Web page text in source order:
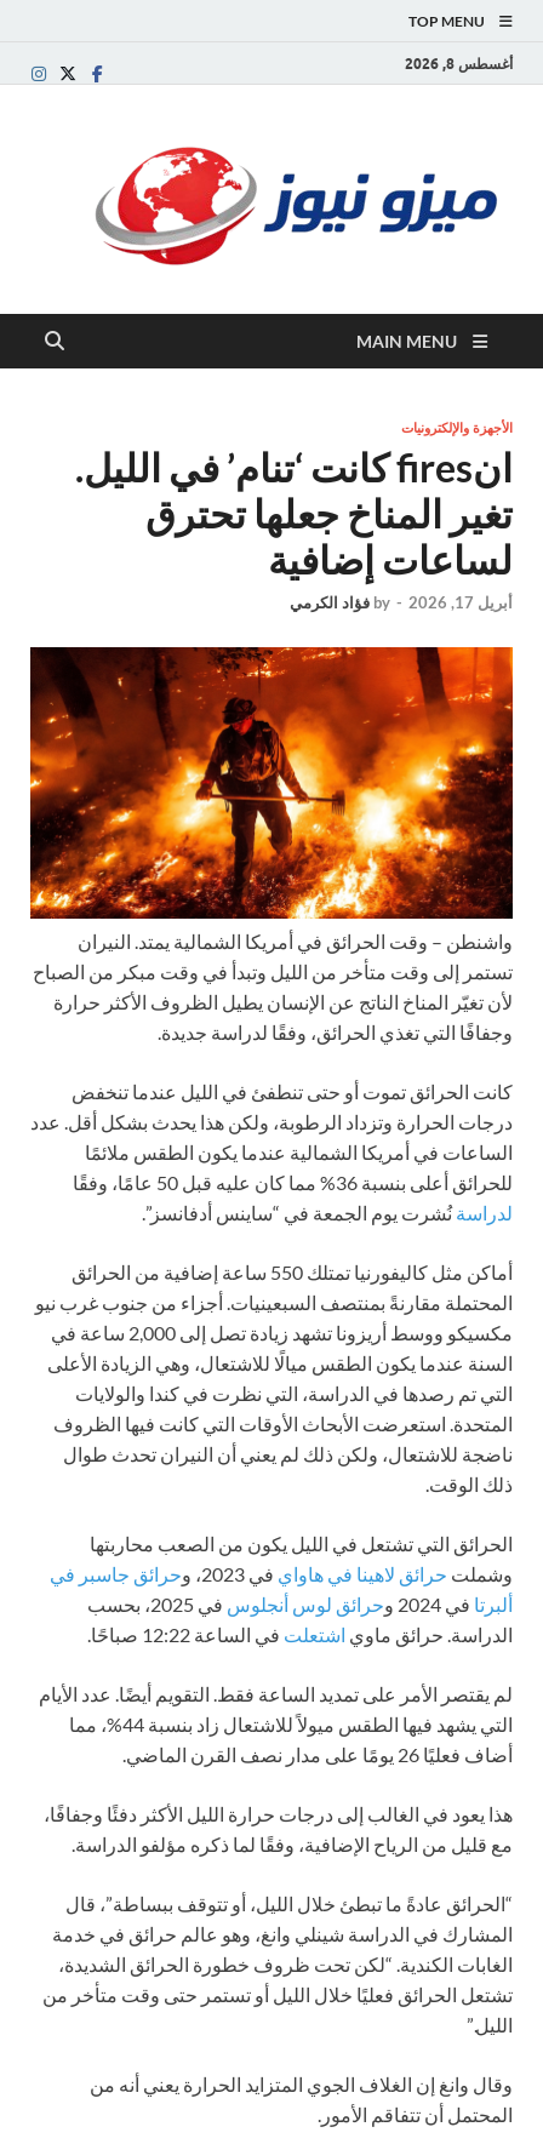
TOP MENU
أغسطس 8, 2026
MAIN MENU
الأجهزة والإلكترونيات
انfires كانت ‘تنام’ في الليل.
تغير المناخ جعلها تحترق
لساعات إضافية
أبريل 17, 2026 -
by فؤاد الكرمي
واشنطن – وقت الحرائق في أمريكا الشمالية يمتد. النيران
تستمر إلى وقت متأخر من الليل وتبدأ في وقت مبكر من الصباح
لأن تغيّر المناخ الناتج عن الإنسان يطيل الظروف الأكثر حرارة
وجفافًا التي تغذي الحرائق، وفقًا لدراسة جديدة.
كانت الحرائق تموت أو حتى تنطفئ في الليل عندما تنخفض
درجات الحرارة وتزداد الرطوبة، ولكن هذا يحدث بشكل أقل. عدد
الساعات في أمريكا الشمالية عندما يكون الطقس ملائمًا
للحرائق أعلى بنسبة 36% مما كان عليه قبل 50 عامًا، وفقًا
لدراسةنُشرت يوم الجمعة في “ساينس أدفانسز”.
أماكن مثل كاليفورنيا تمتلك 550 ساعة إضافية من الحرائق
المحتملة مقارنةً بمنتصف السبعينيات. أجزاء من جنوب غرب نيو
مكسيكو ووسط أريزونا تشهد زيادة تصل إلى 2,000 ساعة في
السنة عندما يكون الطقس ميالًا للاشتعال، وهي الزيادة الأعلى
التي تم رصدها في الدراسة، التي نظرت في كندا والولايات
المتحدة. استعرضت الأبحاث الأوقات التي كانت فيها الظروف
ناضجة للاشتعال، ولكن ذلك لم يعني أن النيران تحدث طوال
ذلك الوقت.
الحرائق التي تشتعل في الليل يكون من الصعب محاربتها
وشملت حرائق لاهينا في هاواي في 2023، و
حرائق جاسبر في
ألبرتا في 2024 و حرائق لوس أنجلوس
في 2025، بحسب
الدراسة. حرائق ماوي اشتعلت في الساعة 12:22 صباحًا.
لم يقتصر الأمر على تمديد الساعة فقط. التقويم أيضًا. عدد الأيام
التي يشهد فيها الطقس ميولاً للاشتعال زاد بنسبة 44%، مما
أضاف فعليًا 26 يومًا على مدار نصف القرن الماضي.
هذا يعود في الغالب إلى درجات حرارة الليل الأكثر دفئًا وجفافًا،
مع قليل من الرياح الإضافية، وفقًا لما ذكره مؤلفو الدراسة.
“الحرائق عادةً ما تبطئ خلال الليل، أو تتوقف ببساطة”، قال
المشارك في الدراسة شينلي وانغ، وهو عالم حرائق في خدمة
الغابات الكندية. “لكن تحت ظروف خطورة الحرائق الشديدة،
تشتعل الحرائق فعليًا خلال الليل أو تستمر حتى وقت متأخر من
الليل.”
وقال وانغ إن الغلاف الجوي المتزايد الحرارة يعني أنه من
المحتمل أن تتفاقم الأمور.